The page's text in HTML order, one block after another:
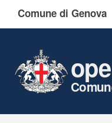
Comune di Genova